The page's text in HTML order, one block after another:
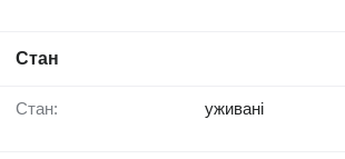
Стан
Стан: уживані